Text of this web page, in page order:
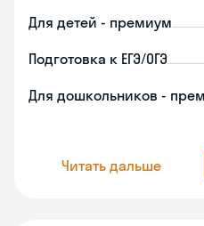
Для детей - премиум
Подготовка к ЕГЭ/ОГЭ
Для дошкольников -
Читать дальше